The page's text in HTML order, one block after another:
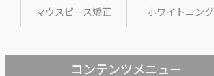
マウスピース矯正 ホワイトニング
コンテンツメニュー